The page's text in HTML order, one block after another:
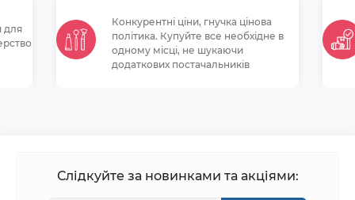
для
Конкурентні ціни, гнучка цінова
політикa. Купуйте все необхідне в
одному місці, не шукаючи
додаткових постачальників
Слідкуйте за новинками та акціями: